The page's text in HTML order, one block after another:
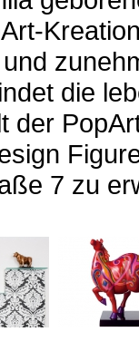
und
die
der
7 zu